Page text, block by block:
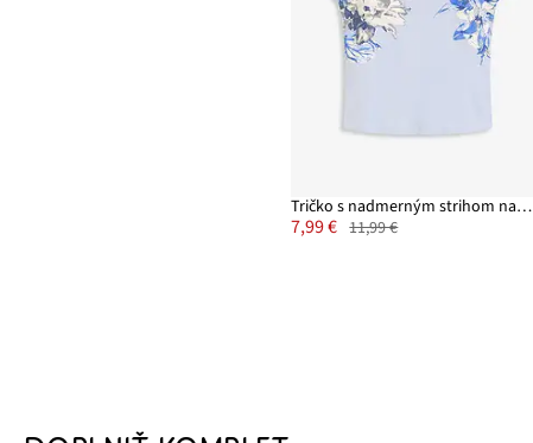
Tričko s nadmerným strihom na pleciach
7,99 € 11,99 €